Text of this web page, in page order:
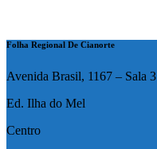
Folha Regional De Cianorte
Avenida Brasil, 1167 – Sala 3
Ed. Ilha do Mel
Centro